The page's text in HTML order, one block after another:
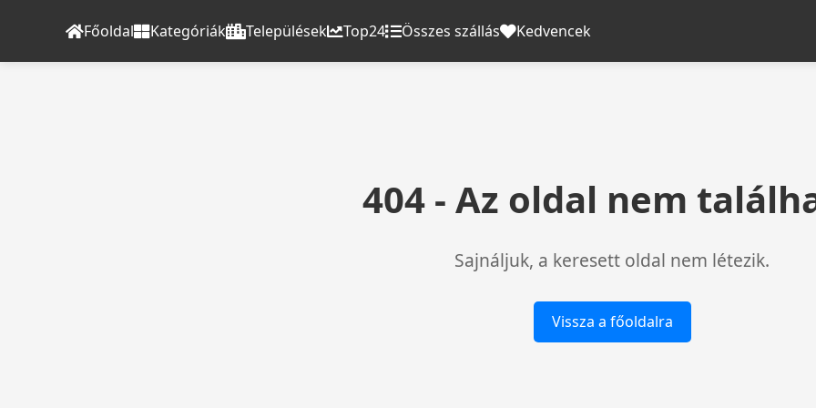
Főoldal Kategóriák Települések Top24 Összes szállás Kedvencek
404 - Az oldal nem
Sajnáljuk, a keresett oldal nem létezik.
Vissza a főoldalra